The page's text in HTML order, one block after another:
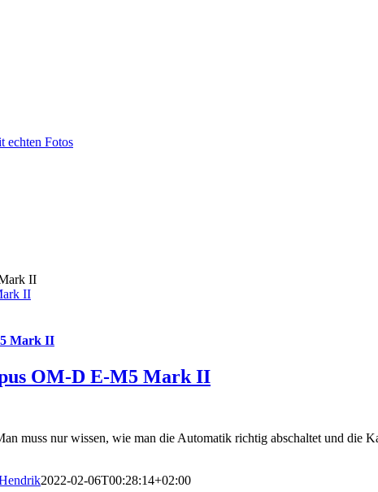
echten Fotos
II
Mark II
OM-D E-M5 Mark II
muss nur wissen, wie man die Automatik richtig abschaltet und die
2022-02-06T00:28:14+02:00